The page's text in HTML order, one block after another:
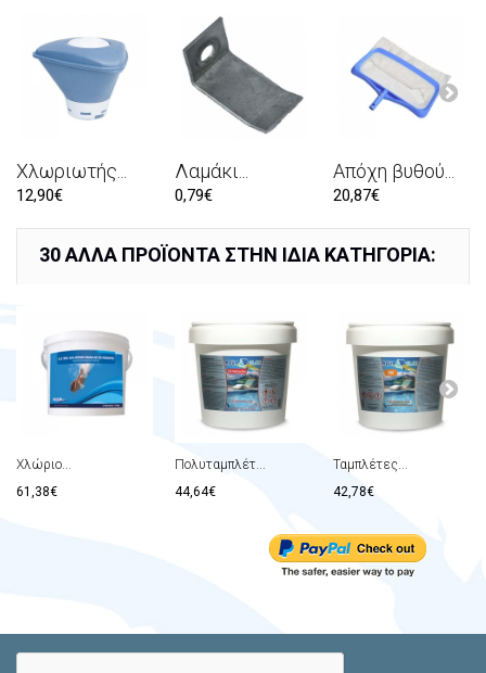
Χλωριωτής...
12,90€
Λαμάκι...
0,79€
Απόχη βυθού...
20,87€
30 ΆΛΛΑ ΠΡΟΪΌΝΤΑ ΣΤΗΝ ΊΔΙΑ ΚΑΤΗΓΟΡΊΑ:
Χλώριο...
61,38€
Πολυταμπλέτ...
44,64€
Ταμπλέτες...
42,78€